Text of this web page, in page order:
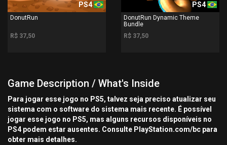
PS4
DonutRun
R$ 37,50
PS4
DonutRun Dynamic Theme
Bundle
R$ 37,50
Game Description / What's Inside
Para jogar esse jogo no PS5, talvez seja preciso atualizar seu
sistema com o software do sistema mais recente. É possível
jogar esse jogo no PS5, mas alguns recursos disponíveis no
PS4 podem estar ausentes. Consulte PlayStation.com/bc para
obter mais detalhes.